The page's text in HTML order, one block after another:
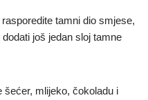
tamni dio smjese,
još jedan sloj tamne
šećer, mlijeko, čokoladu i